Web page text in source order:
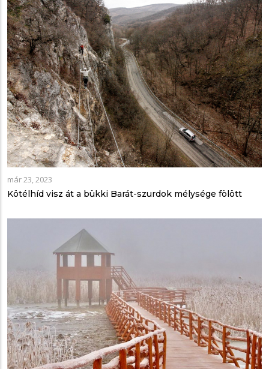
már 23, 2023
Kötélhíd visz át a bükki Barát-szurdok mélysége fölött